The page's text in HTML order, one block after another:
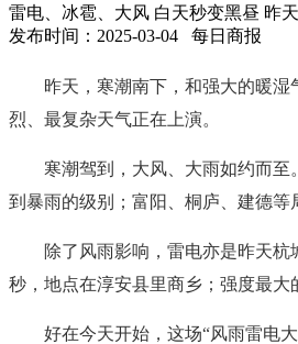
雷电、冰雹、大风 白天秒变黑昼 昨
发布时间：2025-03-04 每日商报
昨天，寒潮南下，和强大的暖
烈、最复杂天气正在上演。
寒潮驾到，大风、大雨如约而
到暴雨的级别；富阳、桐庐、建德
除了风雨影响，雷电亦是昨天杭
秒，地点在淳安县里商乡；强度最
好在今天开始，这场“风雨雷电